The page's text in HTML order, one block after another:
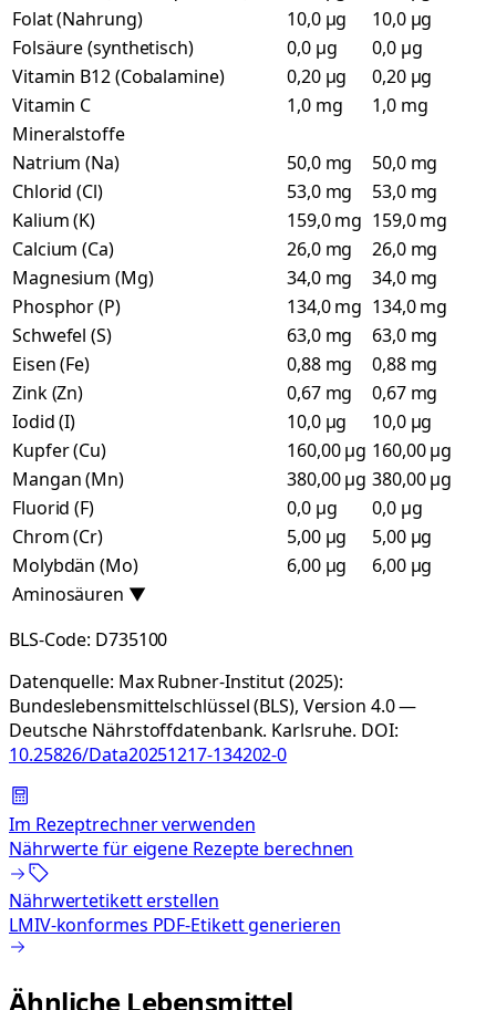
Folat (Nahrung)
10,0 µg
10,0 µg
Folsäure (synthetisch)
0,0 µg
0,0 µg
Vitamin B12 (Cobalamine)
0,20 µg
0,20 µg
Vitamin C
1,0 mg
1,0 mg
Mineralstoffe
Natrium (Na)
50,0 mg
50,0 mg
Chlorid (Cl)
53,0 mg
53,0 mg
Kalium (K)
159,0 mg 159,0 mg
Calcium (Ca)
26,0 mg
26,0 mg
Magnesium (Mg)
34,0 mg
34,0 mg
Phosphor (P)
134,0 mg 134,0 mg
Schwefel (S)
63,0 mg
63,0 mg
Eisen (Fe)
0,88 mg
0,88 mg
Zink (Zn)
0,67 mg
0,67 mg
Iodid (I)
10,0 µg
10,0 µg
Kupfer (Cu)
160,00 µg 160,00 µg
Mangan (Mn)
380,00 µg 380,00 µg
Fluorid (F)
0,0 µg
0,0 µg
Chrom (Cr)
5,00 µg
5,00 µg
Molybdän (Mo)
6,00 µg
6,00 µg
Aminosäuren ▼
BLS-Code: D735100
Datenquelle: Max Rubner-Institut (2025):
Bundeslebensmittelschlüssel (BLS), Version 4.0 —
Deutsche Nährstoffdatenbank. Karlsruhe. DOI:
10.25826/Data20251217-134202-0
Im Rezeptrechner verwenden
Nährwerte für eigene Rezepte berechnen
Nährwertetikett erstellen
LMIV-konformes PDF-Etikett generieren
Ähnliche Lebensmittel